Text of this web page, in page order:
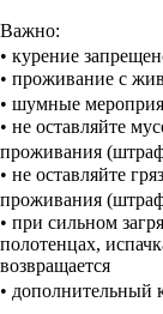
Важно:
• курение
• проживание с
• шумные
• не оставляйте
проживания
• не оставляйте
проживания
• при сильном
полотенцах,
возвращается
• дополнительный